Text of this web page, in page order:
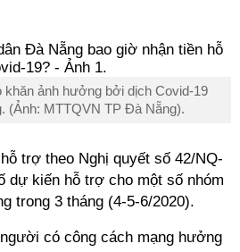
ảnh hưởng bởi dịch Covid-19
(Ảnh: MTTQVN TP Đà Nẵng).
trợ theo Nghị quyết số 42/NQ-
dự kiến hỗ trợ cho một số nhóm
trong 3 tháng (4-5-6/2020).
có công cách mạng hưởng